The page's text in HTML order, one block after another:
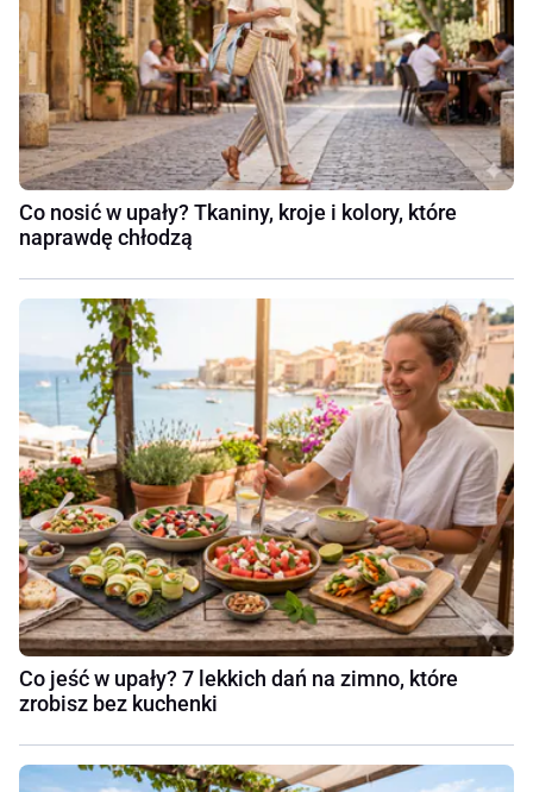
Co nosić w upały? Tkaniny, kroje i kolory, które
naprawdę chłodzą
Co jeść w upały? 7 lekkich dań na zimno, które
zrobisz bez kuchenki